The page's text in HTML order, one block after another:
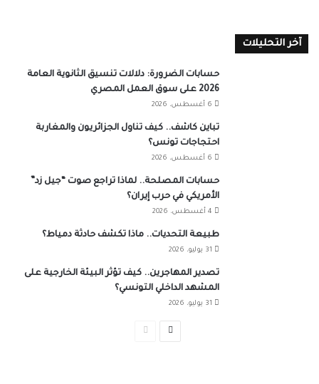
آخر التحليلات
حسابات الضرورة: دلالات تنسيق الثانوية العامة
2026 على سوق العمل المصري
6 أغسطس، 2026
تباين كاشف.. كيف تناول الجزائريون والمغاربة
احتجاجات تونس؟
6 أغسطس، 2026
حسابات المصلحة.. لماذا تراجع صوت “جيل زد”
الأمريكي في حرب إيران؟
4 أغسطس، 2026
طبيعة التحديات.. ماذا تكشف حادثة دمياط؟
31 يوليو، 2026
تصدير المهاجرين.. كيف تؤثر البيئة الخارجية على
المشهد الداخلي التونسي؟
31 يوليو، 2026
الصفحة